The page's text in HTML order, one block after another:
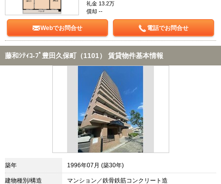
礼金 13.2万
償却 --
Webでお問合せ 電話でお問合せ
藤和ｼﾃｨｺ-ﾌﾟ豊田久保町（1101） 賃貸物件基本情報
築年 1996年07月 (築30年)
建物種別/構造 マンション／鉄骨鉄筋コンクリート造